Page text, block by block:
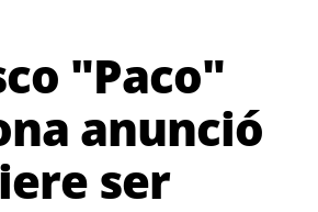
"Paco"
anunció
ser